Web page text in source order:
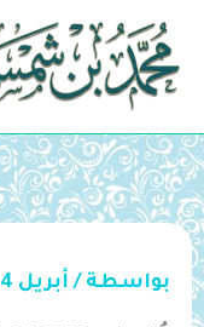
تخطي
المحتوى
بواسطة / أبريل 4, 2025